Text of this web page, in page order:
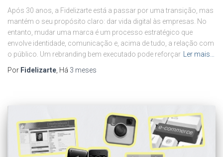
Após 30 anos, a Fidelizarte está a passar por uma transição, mas
mantém o seu propósito claro: dar vida digital às empresas. No
entanto, mudar uma marca é um processo estratégico que
envolve identidade, comunicação e, acima de tudo, a relação com
o público. Um rebranding bem executado pode reforçar
Ler mais…
Por Fidelizarte , Há 3 meses